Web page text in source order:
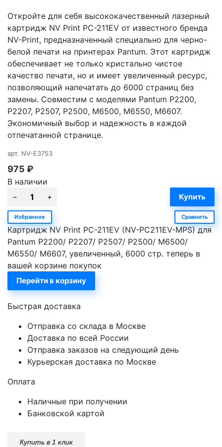
Откройте для себя высококачественный лазерный
картридж NV Print PC-211EV от известного бренда
NV-Print, предназначенный специально для черно-
белой печати на принтерах Pantum. Этот картридж
обеспечивает не только кристально чистое
качество печати, но и имеет увеличенный ресурс,
позволяющий напечатать до 6000 страниц без
замены. Совместим с моделями Pantum P2200,
P2207, P2507, P2500, M6500, M6550, M6607.
Экономичный выбор и надежность в каждой
отпечатанной странице.
арт. NV-E3753
975 ₽
В наличии
Избранное Сравнить
Картридж NV Print PC-211EV (NV-PC211EV-MPS) для
Pantum P2200/ P2207/ P2507/ P2500/ M6500/
M6550/ M6607, увеличенный, 6000 стр. теперь в
вашей корзине покупок
Перейти в корзину
Быстрая доставка
Отправка со склада в Москве
Доставка по всей России
Отправка заказов на следующий день
Курьерская доставка по Москве
Оплата
Наличные при получении
Банковской картой
Купить в 1 клик